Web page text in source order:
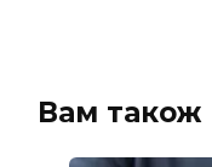
Вам також